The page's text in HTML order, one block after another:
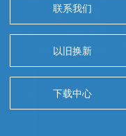
联系我们
以旧换新
下载中心